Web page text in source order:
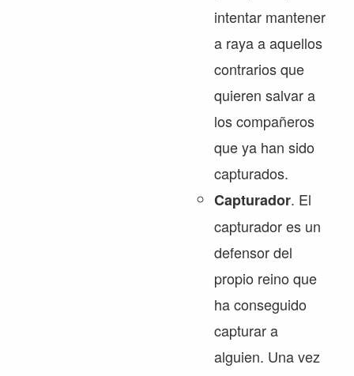
intentar mantener
a raya a aquellos
contrarios que
quieren salvar a
los compañeros
que ya han sido
capturados.
Capturador. El
capturador es un
defensor del
propio reino que
ha conseguido
capturar a
alguien. Una vez